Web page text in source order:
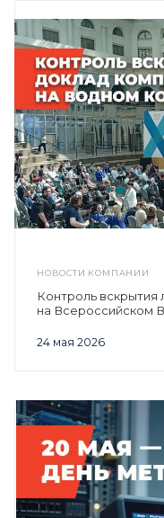
НОВОСТИ КОМПАНИИ
24 мая 2026
Контроль вскрытия
на Всероссийском